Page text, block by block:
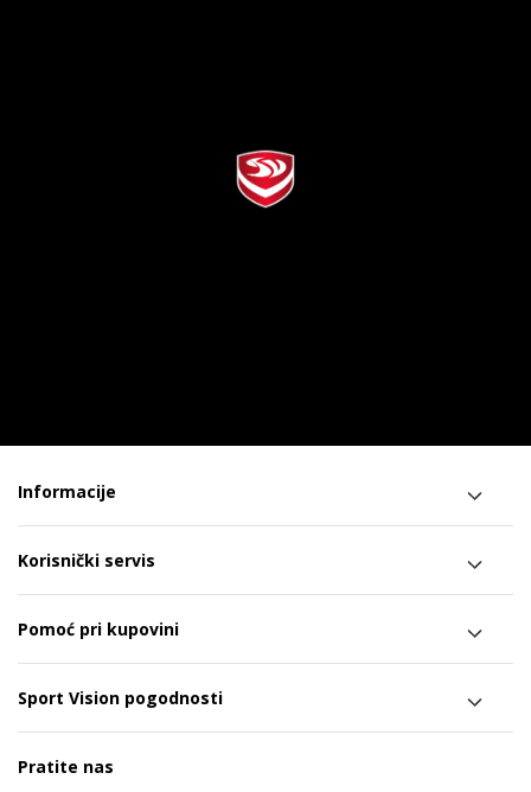
Informacije
Korisnički servis
Pomoć pri kupovini
Sport Vision pogodnosti
Pratite nas